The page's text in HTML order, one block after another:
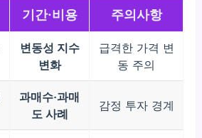
기간·비용 주의사항
변동성 지수
변화
급격한 가격 변
동 주의
과매수·과매
도 사례
감정 투자 경계